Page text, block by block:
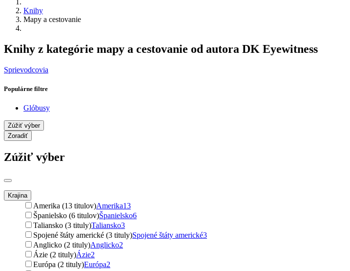
Knihy
Mapy a cestovanie
Knihy z kategórie mapy a cestovanie od autora DK Eyewitness
Sprievodcovia
Populárne filtre
Glóbusy
Zúžiť výber
Zoradiť
Zúžiť výber
Krajina
Amerika (13 titulov)Amerika13
Španielsko (6 titulov)Španielsko6
Taliansko (3 tituly)Taliansko3
Spojené štáty americké (3 tituly)Spojené štáty americké3
Anglicko (2 tituly)Anglicko2
Ázie (2 tituly)Ázie2
Európa (2 tituly)Európa2